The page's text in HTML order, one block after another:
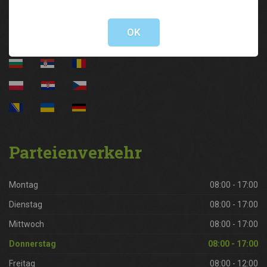
Parteienverkehr
Montag 08:00 - 17:00
Dienstag 08:00 - 17:00
Mittwoch 08:00 - 17:00
Donnerstag 08:00 - 17:00
Freitag 08:00 - 12:00
OK